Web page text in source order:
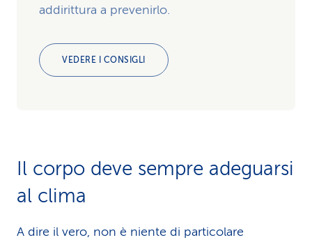
addirittura a prevenirlo.
VEDERE I CONSIGLI
Il corpo deve sempre adeguarsi
al clima
A dire il vero, non è niente di particolare